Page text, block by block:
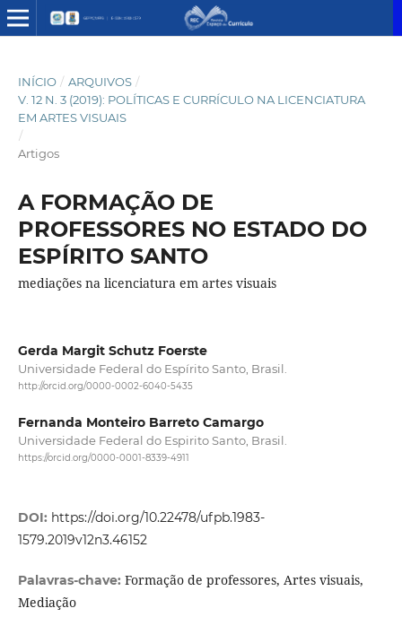
INÍCIO / ARQUIVOS /
V. 12 N. 3 (2019): POLÍTICAS E CURRÍCULO NA LICENCIATURA
EM ARTES VISUAIS
/
Artigos
A FORMAÇÃO DE
PROFESSORES NO ESTADO DO
ESPÍRITO SANTO
mediações na licenciatura em artes visuais
Gerda Margit Schutz Foerste
Universidade Federal do Espírito Santo, Brasil.
http://orcid.org/0000-0002-6040-5435
Fernanda Monteiro Barreto Camargo
Universidade Federal do Espirito Santo, Brasil.
https://orcid.org/0000-0001-8339-4911
DOI: https://doi.org/10.22478/ufpb.1983-
1579.2019v12n3.46152
Palavras-chave: Formação de professores, Artes visuais,
Mediação